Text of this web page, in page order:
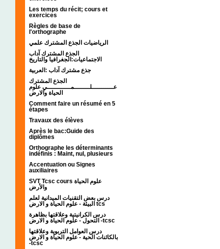
Les temps du récit; cours et
exercices
Règles de base de
l'orthographe
الرياضيات الجذع المشترك علمي
الجذع المشترك آداب
الاجتماعيات:الجغرافيا والتاريخ
جذع مشترك آداب :العربية
الجذع المشترك
عـــــــــــلــــــــمــــــــــــي علوم
الحياة والارض
Comment faire un résumé en 5
étapes
Travaux des élèves
Après le bac:Guide des
diplômes
Orthographe les déterminants
indéfinis : Maint, nul, plusieurs
Accentuation ou Signes
auxiliaires
SVT Tcsc cours علوم الحياة
والأرض
درس بعض التقنيات الميدانية لعلم
البيئة - علوم الحياة و الارض tcs
درس الكرانيتية وعلاقتها بظاهرة
التحول - علوم الحياة و الارض -tcsc
درس العوامل التربوية وعلاقتها
بالكائنات الحية - علوم الحياة و الارض
-tcsc